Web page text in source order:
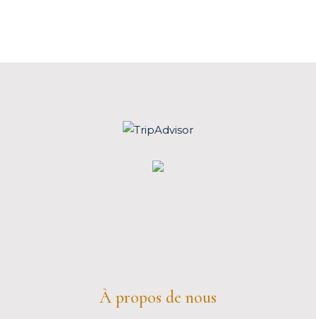
À propos de nous